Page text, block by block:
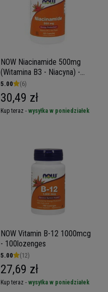
NOW Niacinamide 500mg
(Witamina B3 - Niacyna) -
100caps
5.00 (6)
30,49 zł
Kup teraz - wysyłka w poniedziałek
NOW Vitamin B-12 1000mcg
- 100lozenges
5.00 (12)
27,69 zł
Kup teraz - wysyłka w poniedziałek